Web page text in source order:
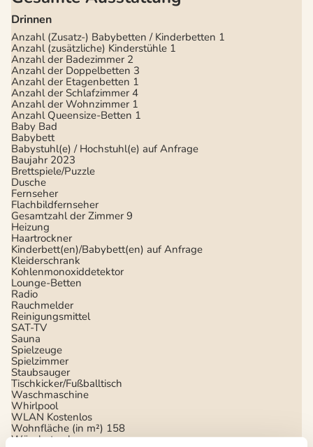
Drinnen
Anzahl (Zusatz-) Babybetten / Kinderbetten 1
Anzahl (zusätzliche) Kinderstühle 1
Anzahl der Badezimmer 2
Anzahl der Doppelbetten 3
Anzahl der Etagenbetten 1
Anzahl der Schlafzimmer 4
Anzahl der Wohnzimmer 1
Anzahl Queensize-Betten 1
Baby Bad
Babybett
Babystuhl(e) / Hochstuhl(e) auf Anfrage
Baujahr 2023
Brettspiele/Puzzle
Dusche
Fernseher
Flachbildfernseher
Gesamtzahl der Zimmer 9
Heizung
Haartrockner
Kinderbett(en)/Babybett(en) auf Anfrage
Kleiderschrank
Kohlenmonoxiddetektor
Lounge-Betten
Radio
Rauchmelder
Reinigungsmittel
SAT-TV
Sauna
Spielzeuge
Spielzimmer
Staubsauger
Tischkicker/Fußballtisch
Waschmaschine
Whirlpool
WLAN Kostenlos
Wohnfläche (in m²) 158
Wäschetrockner